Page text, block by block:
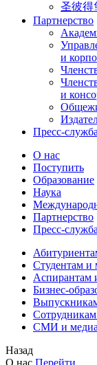
圣彼得
Партнерство
и
и
Пресс-служба
О нас
Поступить
Образование
Наука
Партнерство
Пресс-служба
Студентам и
Аспирантам
Бизнес-
СМИ и медиа
Назад
О нас Перейти